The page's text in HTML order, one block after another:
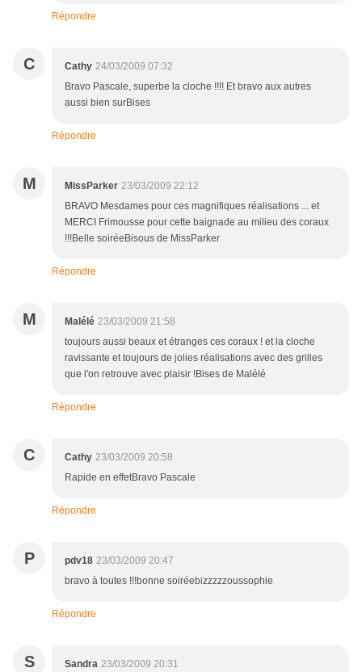
Répondre
C Cathy 24/03/2009 07:32
Bravo Pascale, superbe la cloche !!!! Et bravo aux autres
aussi bien surBises
Répondre
M MissParker 23/03/2009 22:12
BRAVO Mesdames pour ces magnifiques réalisations ... et
MERCI Frimousse pour cette baignade au milieu des coraux
!!!Belle soiréeBisous de MissParker
Répondre
M Malélé 23/03/2009 21:58
toujours aussi beaux et étranges ces coraux ! et la cloche
ravissante et toujours de jolies réalisations avec des grilles
que l'on retrouve avec plaisir !Bises de Malélé
Répondre
C Cathy 23/03/2009 20:58
Rapide en effetBravo Pascale
Répondre
P pdv18 23/03/2009 20:47
bravo à toutes !!!bonne soiréebizzzzzoussophie
Répondre
S Sandra 23/03/2009 20:31